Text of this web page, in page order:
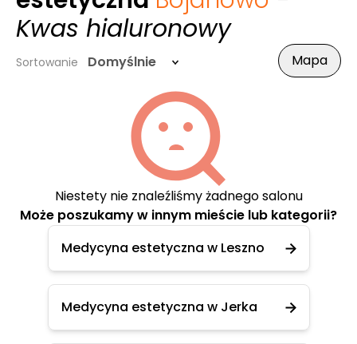
Kwas hialuronowy
Sortowanie Domyślnie Mapa
Niestety nie znaleźliśmy żadnego salonu
Może poszukamy w innym mieście lub kategorii?
Medycyna estetyczna w Leszno
Medycyna estetyczna w Jerka